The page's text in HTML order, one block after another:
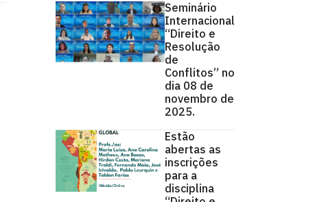
Seminário
Internacional
“Direito e
Resolução
de
Conflitos” no
dia 08 de
novembro de
2025.
Estão
abertas as
inscrições
para a
disciplina